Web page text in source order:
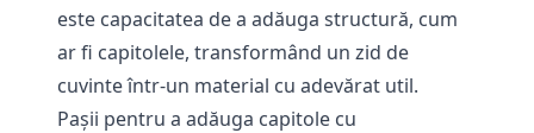
este capacitatea de a adăuga structură, cum
ar fi capitolele, transformând un zid de
cuvinte într-un material cu adevărat util.
Pașii pentru a adăuga capitole cu